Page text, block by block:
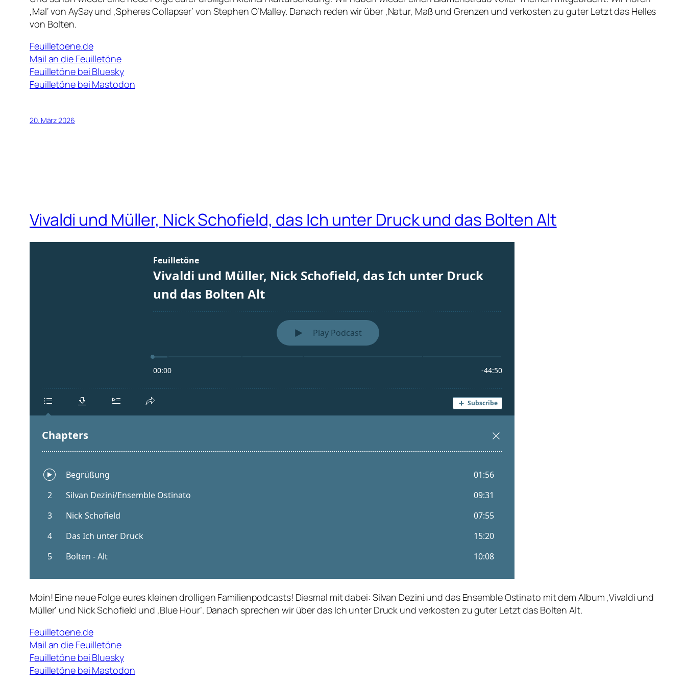
‚Mal‘ von AySay und ‚Spheres Collapser‘ von Stephen O’Malley. Danach reden wir über ‚Natur, Maß und Grenzen und verkosten zu guter Letzt das Helles
von Bolten.
Feuilletoene.de
Mail an die Feuilletöne
Feuilletöne bei Bluesky
Feuilletöne bei Mastodon
20. März 2026
Vivaldi und Müller, Nick Schofield, das Ich unter Druck und das Bolten Alt
Moin! Eine neue Folge eures kleinen drolligen Familienpodcasts! Diesmal mit dabei: Silvan Dezini und das Ensemble Ostinato mit dem Album ‚Vivaldi und
Müller‘ und Nick Schofield und ‚Blue Hour‘. Danach sprechen wir über das Ich unter Druck und verkosten zu guter Letzt das Bolten Alt.
Feuilletoene.de
Mail an die Feuilletöne
Feuilletöne bei Bluesky
Feuilletöne bei Mastodon